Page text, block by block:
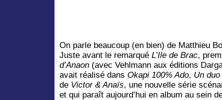
On parle beaucoup (en bien) de Matthieu
Juste avant le remarqué L’Ile de Brac,
d’Anaon (avec Vehlmann aux éditions
avait réalisé dans Okapi 100% Ado, Un
de Victor & Anaïs, une nouvelle série
et qui paraît aujourd’hui en album au sein